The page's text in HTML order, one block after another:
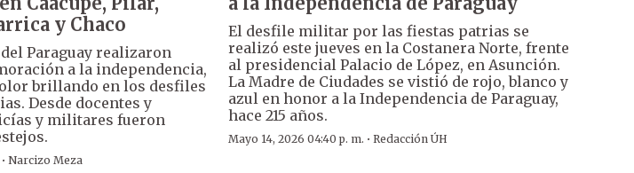
y Chaco
Paraguay realizaron
a la independencia,
brillando en los desfiles
Desde docentes y
y militares fueron
·Narcizo Meza
El desfile militar por las fiestas patrias se
realizó este jueves en la Costanera Norte, frente
al presidencial Palacio de López, en Asunción.
La Madre de Ciudades se vistió de rojo, blanco y
azul en honor a la Independencia de Paraguay,
hace 215 años.
Mayo 14, 2026 04:40 p. m. · Redacción ÚH